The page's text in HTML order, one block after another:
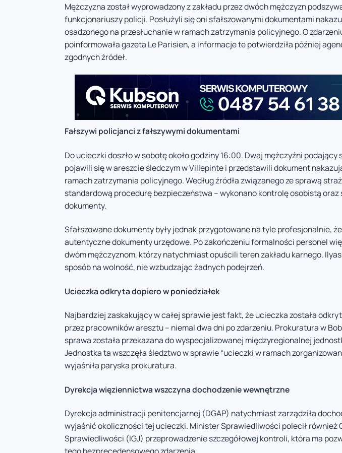
Mężczyzna został wyprowadzony z zakładu przez dwóch mężczyzn
funkcjonariuszy policji. Posłużyli się oni sfałszowanymi dokumentami
osadzonego na przesłuchanie w ramach zatrzymania policyjnego. O
poinformowała gazeta Le Parisien, a informacje te potwierdziła później
zgodnych źródeł.
Fałszywi policjanci z fałszywymi dokumentami
Do ucieczki doszło w sobotę około godziny 16:00. Dwaj mężczyźni
pojawili się w areszcie śledczym w Villepinte i przedstawili dokument
ramach zatrzymania policyjnego. Według źródła związanego ze sprawą
standardową procedurę bezpieczeństwa – wykonano kontrolę osobistą
dokumenty.
Sfałszowane dokumenty były jednak przygotowane na tyle profesjonalnie,
autentyczne dokumenty urzędowe. Po zakończeniu formalności personel
dwóm mężczyznom, którzy natychmiast opuścili teren zakładu karnego.
sposób na wolność, nie wzbudzając żadnych podejrzeń.
Ucieczka odkryta dopiero w poniedziałek
Najbardziej zaskakujący w całej sprawie jest fakt, że ucieczka została
przez pracowników aresztu – niemal dwa dni po zdarzeniu. Prokuratura w
sprawa została przekazana do wyspecjalizowanej międzyregionalnej
Jednostka ta wszczęła śledztwo w sprawie “ucieczki w ramach
wyjaśniła paryska prokuratura.
Dyrekcja więziennictwa wszczyna dochodzenie wewnętrzne
Dyrekcja administracji penitencjarnej (DGAP) natychmiast zarządziła
wyjaśnić okoliczności tej ucieczki. Minister Sprawiedliwości polecił również
Sprawiedliwości (IGJ) przeprowadzenie szczegółowej kontroli, która ma